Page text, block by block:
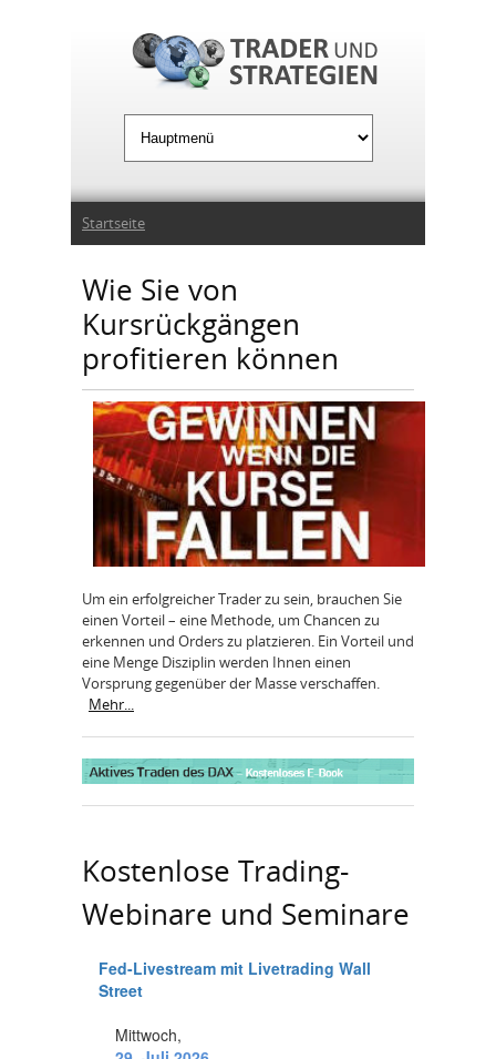
Sie sind hier
Startseite
Wie Sie von
Kursrückgängen
profitieren können
Um ein erfolgreicher Trader zu sein, brauchen Sie
einen Vorteil – eine Methode, um Chancen zu
erkennen und Orders zu platzieren. Ein Vorteil und
eine Menge Disziplin werden Ihnen einen
Vorsprung gegenüber der Masse verschaffen.
Mehr...
Kostenlose Trading-
Webinare und Seminare